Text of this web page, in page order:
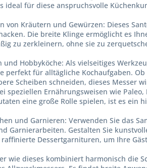
ideal für diese anspruchsvolle
von Kräutern und Gewürzen: Dieses
Die breite Klinge ermöglicht es
zu zerkleinern, ohne sie zu
und Hobbyköche: Als vielseitiges
perfekt für alltägliche Kochaufgaben.
Scheiben schneiden, dieses Messer
speziellen Ernährungsweisen wie
eine große Rolle spielen, ist es ein
und Garnieren: Verwenden Sie das
Garnierarbeiten. Gestalten Sie
Dessertgarnituren, um Ihre
wie dieses kombiniert harmonisch die